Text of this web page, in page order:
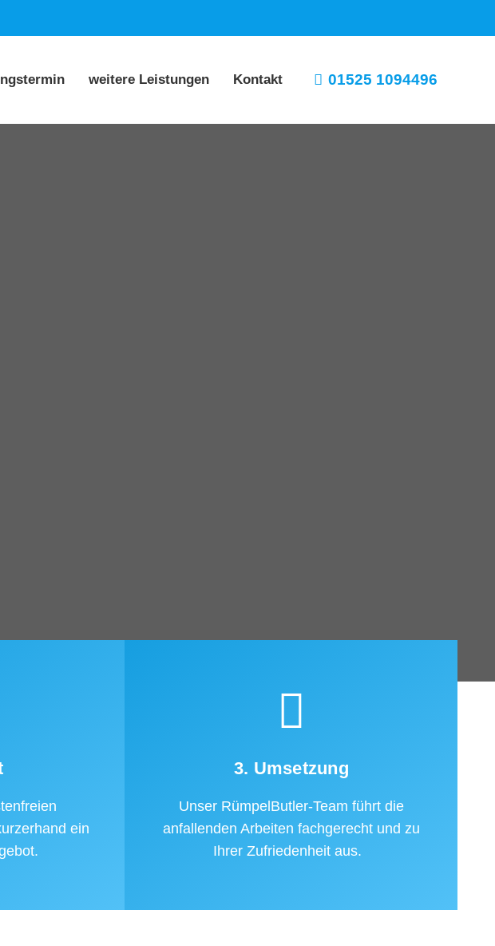
weitere Leistungen Kontakt 01525 1094496
ein
3. Umsetzung
Unser RümpelButler-Team führt die
anfallenden Arbeiten fachgerecht und zu
Ihrer Zufriedenheit aus.